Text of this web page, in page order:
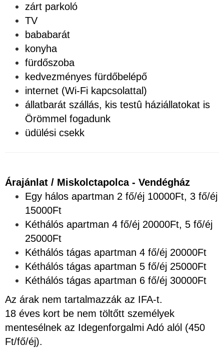
zárt parkoló
TV
bababarát
konyha
fürdőszoba
kedvezményes fürdőbelépő
internet (Wi-Fi kapcsolattal)
állatbarát szállás, kis testû háziállatokat is
Örömmel fogadunk
üdülési csekk
Árajánlat / Miskolctapolca - Vendégház
Egy hálos apartman 2 fő/éj 10000Ft, 3 fő/éj
15000Ft
Kéthálós apartman 4 fő/éj 20000Ft, 5 fő/éj
25000Ft
Kéthálós tágas apartman 4 fő/éj 20000Ft
Kéthálós tágas apartman 5 fő/éj 25000Ft
Kéthálós tágas apartman 6 fő/éj 30000Ft
Az árak nem tartalmazzák az IFA-t.
18 éves kort be nem töltőtt személyek
mentesélnek az Idegenforgalmi Adó alól (450
Ft/fő/éj).